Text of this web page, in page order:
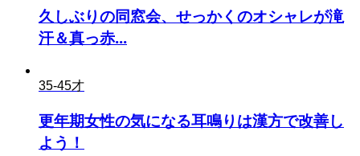
久しぶりの同窓会、せっかくのオシャレが滝
汗＆真っ赤...
35-45才
更年期女性の気になる耳鳴りは漢方で改善し
よう！